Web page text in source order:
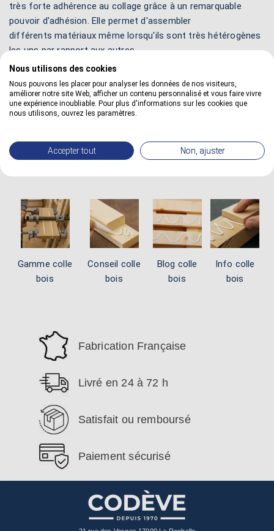
très forte adhérence au collage grâce à un remarquable
pouvoir d'adhésion. Elle permet d'assembler
différents matériaux même lorsqu'ils sont très hétérogènes
les uns par rapport aux autres.
Cette colle universelle blanche s'utilise très simplement au
pinceau, à la brosse, à la spatule ou avec une canule. Elle est
formulée à base d'eau pour réduire les COV (composés
organiques volatils) dans l'atmosphère. Elle est sans odeur
ou mal aérés.
Gamme colle
bois
Conseil colle
bois
Blog colle
bois
Info colle
bois
Fabrication Française
Livré en 24 à 72 h
Satisfait ou remboursé
Paiement sécurisé
Nous utilisons des cookies
Nous pouvons les placer pour analyser les données de nos visiteurs,
améliorer notre site Web, afficher un contenu personnalisé et vous faire vivre
une expérience inoubliable. Pour plus d'informations sur les cookies que
nous utilisons, ouvrez les paramètres.
Accepter tout Non, ajuster